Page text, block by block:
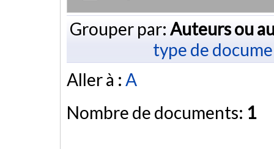
Grouper par: Auteurs ou
type de
Aller à : A
Nombre de documents: 1